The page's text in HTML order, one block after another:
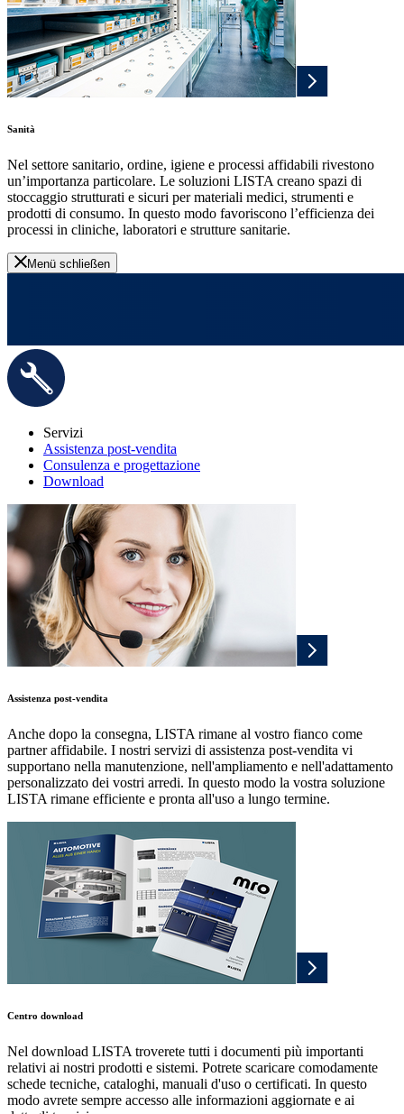
Sanità
Nel settore sanitario, ordine, igiene e processi affidabili rivestono
un’importanza particolare. Le soluzioni LISTA creano spazi di
stoccaggio strutturati e sicuri per materiali medici, strumenti e
prodotti di consumo. In questo modo favoriscono l’efficienza dei
processi in cliniche, laboratori e strutture sanitarie.
Menü schließen
Servizi
Assistenza post-vendita
Consulenza e progettazione
Download
Assistenza post-vendita
Anche dopo la consegna, LISTA rimane al vostro fianco come
partner affidabile. I nostri servizi di assistenza post-vendita vi
supportano nella manutenzione, nell'ampliamento e nell'adattamento
personalizzato dei vostri arredi. In questo modo la vostra soluzione
LISTA rimane efficiente e pronta all'uso a lungo termine.
Centro download
Nel download LISTA troverete tutti i documenti più importanti
relativi ai nostri prodotti e sistemi. Potrete scaricare comodamente
schede tecniche, cataloghi, manuali d'uso o certificati. In questo
modo avrete sempre accesso alle informazioni aggiornate e ai